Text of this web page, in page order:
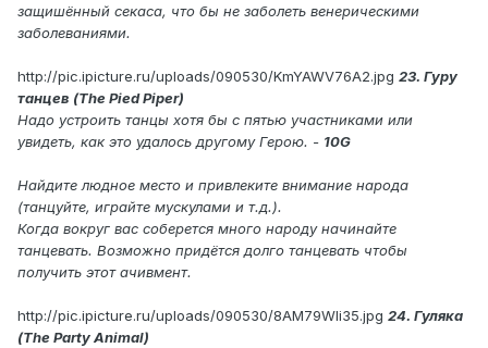
защишённый секаса, что бы не заболеть венерическими
заболеваниями.
http://pic.ipicture.ru/uploads/090530/KmYAWV76A2.jpg 23. Гуру
танцев (The Pied Piper)
Надо устроить танцы хотя бы с пятью участниками или
увидеть, как это удалось другому Герою. - 10G
Найдите людное место и привлеките внимание народа
(танцуйте, играйте мускулами и т.д.).
Когда вокруг вас соберется много народу начинайте
танцевать. Возможно придётся долго танцевать чтобы
получить этот ачивмент.
http://pic.ipicture.ru/uploads/090530/8AM79Wli35.jpg 24. Гуляка
(The Party Animal)